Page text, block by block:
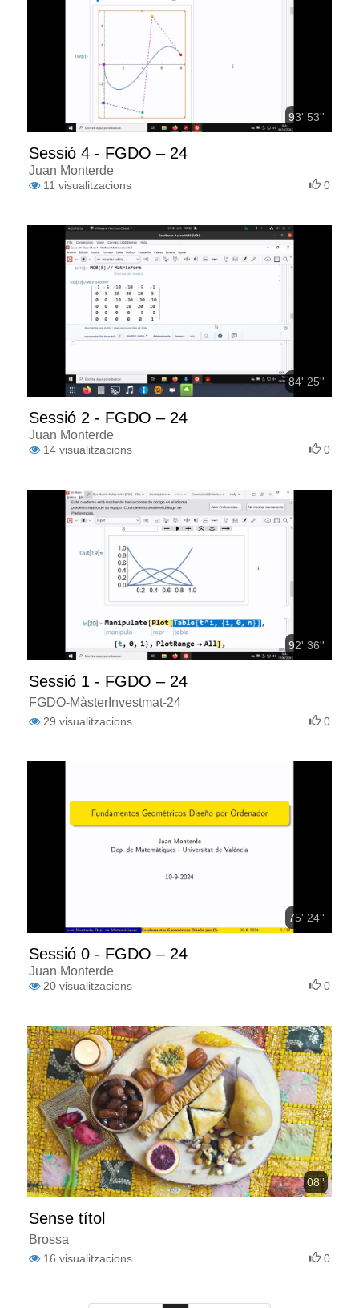
93' 53''
Sessió 4 - FGDO – 24
Juan Monterde
11 visualitzacions 0
84' 25''
Sessió 2 - FGDO – 24
Juan Monterde
14 visualitzacions 0
92' 36''
Sessió 1 - FGDO – 24
FGDO-MàsterInvestmat-24
29 visualitzacions 0
75' 24''
Sessió 0 - FGDO – 24
Juan Monterde
20 visualitzacions 0
08''
Sense títol
Brossa
16 visualitzacions 0